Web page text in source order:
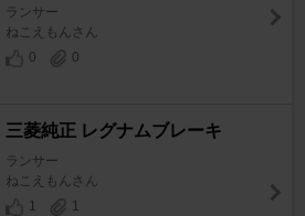
ランサー
ねこえもんさん
0
0
三菱純正 レグナムブレーキ
ランサー
ねこえもんさん
1
1